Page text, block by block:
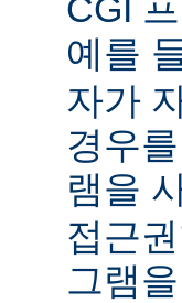
CGI
예를
자가
경우
램을
접근
그램